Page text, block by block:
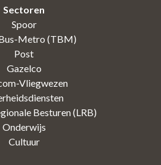
Sectoren
Spoor
Metro (TBM)
Post
Gazelco
Vliegwezen
Besturen (LRB)
Onderwijs
Cultuur